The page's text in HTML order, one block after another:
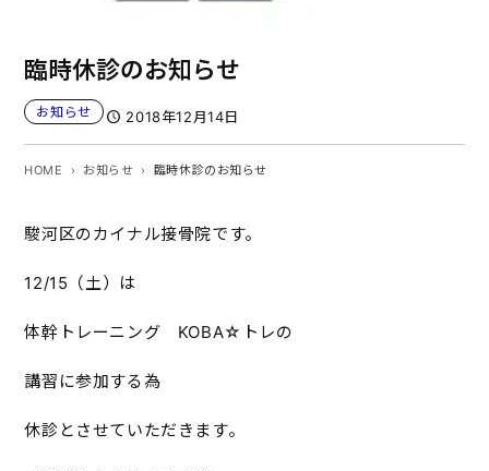
臨時休診のお知らせ
お知らせ 2018年12月14日
HOME お知らせ 臨時休診のお知らせ
駿河区のカイナル接骨院です。
12/15（土）は
体幹トレーニング KOBA☆トレの
講習に参加する為
休診とさせていただきます。